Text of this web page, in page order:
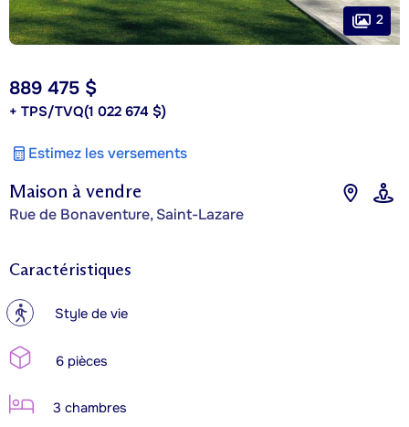
Maison à vendre
Rue de Bonaventure, Saint-Lazare
889 475 $
+ TPS/TVQ(1 022 674 $)
Estimez les versements
2
Caractéristiques
? Style de vie
6 pièces
3 chambres